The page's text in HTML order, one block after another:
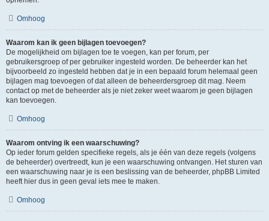
Omhoog
Waarom kan ik geen bijlagen toevoegen?
De mogelijkheid om bijlagen toe te voegen, kan per forum, per
gebruikersgroep of per gebruiker ingesteld worden. De beheerder kan het
bijvoorbeeld zo ingesteld hebben dat je in een bepaald forum helemaal geen
bijlagen mag toevoegen of dat alleen de beheerdersgroep dit mag. Neem
contact op met de beheerder als je niet zeker weet waarom je geen bijlagen
kan toevoegen.
Omhoog
Waarom ontving ik een waarschuwing?
Op ieder forum gelden specifieke regels, als je één van deze regels (volgens
de beheerder) overtreedt, kun je een waarschuwing ontvangen. Het sturen van
een waarschuwing naar je is een beslissing van de beheerder, phpBB Limited
heeft hier dus in geen geval iets mee te maken.
Omhoog